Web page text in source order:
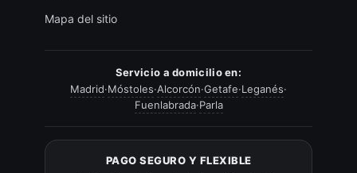
Mapa del sitio
Servicio a domicilio en:
Madrid·Móstoles·Alcorcón·Getafe·Leganés·
Fuenlabrada·Parla
PAGO SEGURO Y FLEXIBLE